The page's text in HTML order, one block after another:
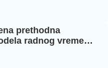
prethodna
radnog vreme…